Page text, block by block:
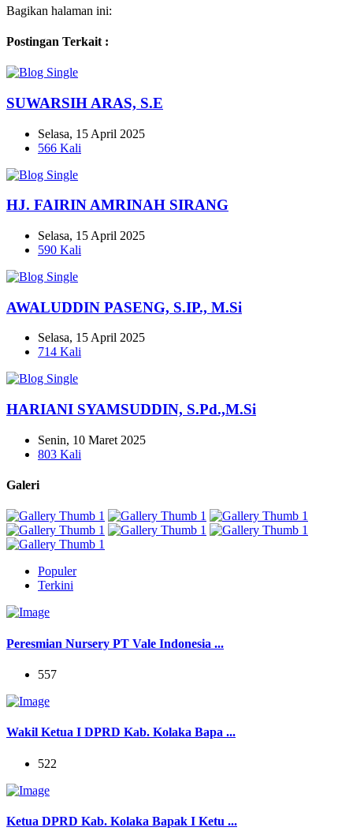
Bagikan halaman ini:
Postingan Terkait :
SUWARSIH ARAS, S.E
Selasa, 15 April 2025
566 Kali
HJ. FAIRIN AMRINAH SIRANG
Selasa, 15 April 2025
590 Kali
AWALUDDIN PASENG, S.IP., M.Si
Selasa, 15 April 2025
714 Kali
HARIANI SYAMSUDDIN, S.Pd.,M.Si
Senin, 10 Maret 2025
803 Kali
Galeri
Populer
Terkini
Peresmian Nursery PT Vale Indonesia ...
557
Wakil Ketua I DPRD Kab. Kolaka Bapa ...
522
Ketua DPRD Kab. Kolaka Bapak I Ketu ...